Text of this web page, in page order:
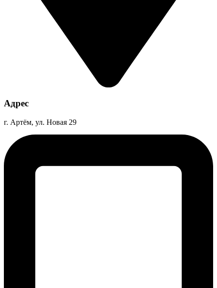
Адрес
г. Артём, ул. Новая 29